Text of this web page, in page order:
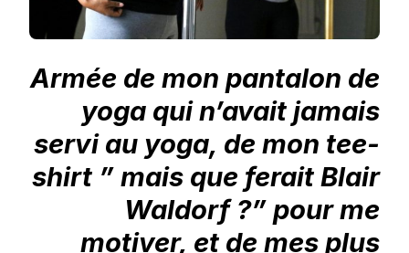
Armée de mon pantalon de
yoga qui n’avait jamais
servi au yoga, de mon tee-
shirt ” mais que ferait Blair
Waldorf ?” pour me
motiver, et de mes plus